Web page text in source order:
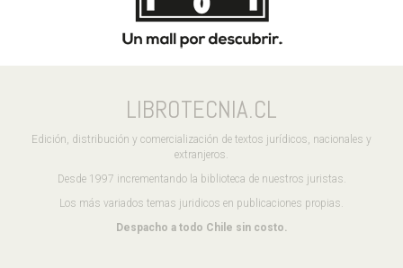
LIBROTECNIA.CL
Edición, distribución y comercialización de textos jurídicos, nacionales y
extranjeros.
Desde 1997 incrementando la biblioteca de nuestros juristas.
Los más variados temas juridicos en publicaciones propias.
Despacho a todo Chile sin costo.